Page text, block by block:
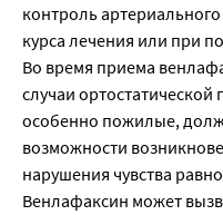
контроль
курса лечения или при
Во время приема
случаи
особенно пожилые,
возможности
нарушения чувства
Венлафаксин может